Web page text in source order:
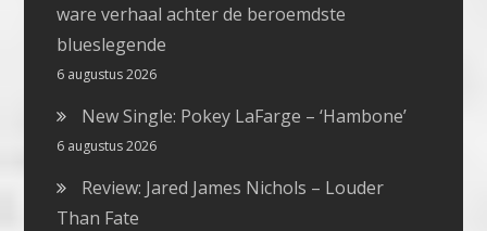
ware verhaal achter de beroemdste
blueslegende
6 augustus 2026
New Single: Pokey LaFarge – ‘Hambone’
6 augustus 2026
Review: Jared James Nichols – Louder
Than Fate